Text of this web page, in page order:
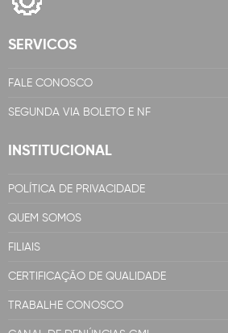
SERVICOS
FALE CONOSCO
SEGUNDA VIA BOLETO E NF
INSTITUCIONAL
POLÍTICA DE PRIVACIDADE
QUEM SOMOS
FILIAIS
CERTIFICAÇÃO DE QUALIDADE
TRABALHE CONOSCO